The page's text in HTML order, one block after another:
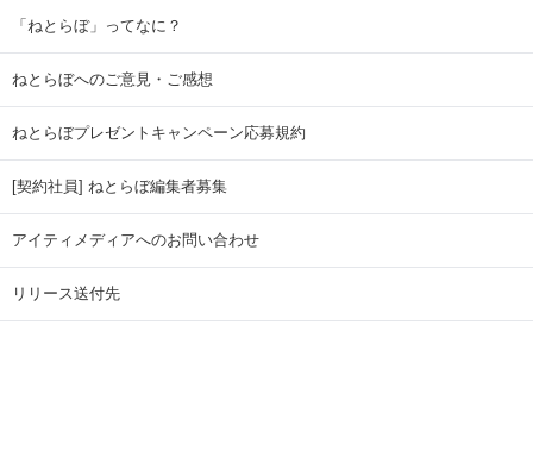
「ねとらぼ」ってなに？
ねとらぼへのご意見・ご感想
ねとらぼプレゼントキャンペーン応募規約
[契約社員] ねとらぼ編集者募集
アイティメディアへのお問い合わせ
リリース送付先